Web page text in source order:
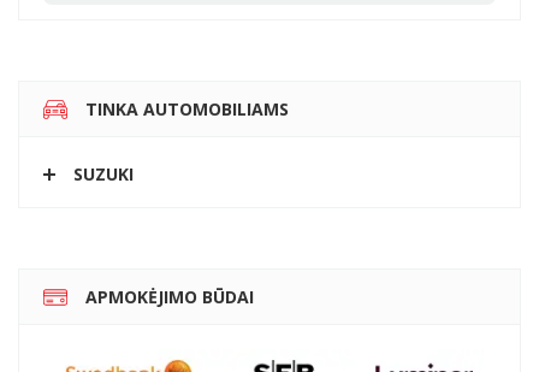
TINKA AUTOMOBILIAMS
SUZUKI
APMOKĖJIMO BŪDAI